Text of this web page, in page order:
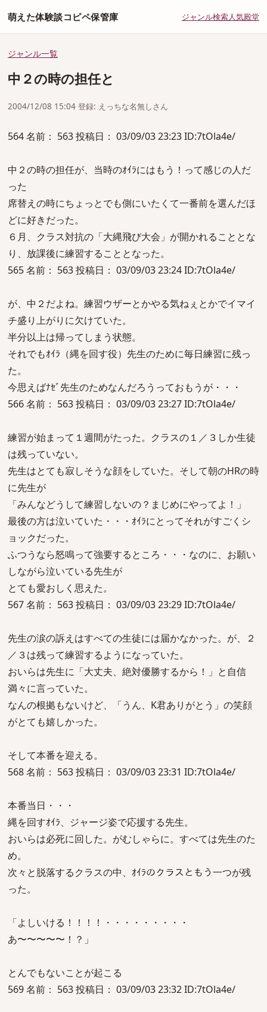
萌えた体験談コピペ保管庫 ジャンル検索人気殿堂
ジャンル一覧
中２の時の担任と
2004/12/08 15:04 登録: えっちな名無しさん
564 名前： 563 投稿日： 03/09/03 23:23 ID:7tOla4e/
中２の時の担任が、当時のｵｲﾗにはもう！って感じの人だ
った
席替えの時にちょっとでも側にいたくて一番前を選んだほ
どに好きだった。
６月、クラス対抗の「大縄飛び大会」が開かれることとな
り、放課後に練習することとなった。
565 名前： 563 投稿日： 03/09/03 23:24 ID:7tOla4e/
が、中２だよね。練習ウザーとかやる気ねぇとかでイマイ
チ盛り上がりに欠けていた。
半分以上は帰ってしまう状態。
それでもｵｲﾗ（縄を回す役）先生のために毎日練習に残っ
た。
今思えばﾅｾﾞ先生のためなんだろうっておもうが・・・
566 名前： 563 投稿日： 03/09/03 23:27 ID:7tOla4e/
練習が始まって１週間がたった。クラスの１／３しか生徒
は残っていない。
先生はとても寂しそうな顔をしていた。そして朝のHRの時
に先生が
「みんなどうして練習しないの？まじめにやってよ！」
最後の方は泣いていた・・・ｵｲﾗにとってそれがすごくシ
ョックだった。
ふつうなら怒鳴って強要するところ・・・なのに、お願い
しながら泣いている先生が
とても愛おしく思えた。
567 名前： 563 投稿日： 03/09/03 23:29 ID:7tOla4e/
先生の涙の訴えはすべての生徒には届かなかった。が、２
／３は残って練習するようになっていた。
おいらは先生に「大丈夫、絶対優勝するから！」と自信
満々に言っていた。
なんの根拠もないけど、「うん、K君ありがとう」の笑顔
がとても嬉しかった。
そして本番を迎える。
568 名前： 563 投稿日： 03/09/03 23:31 ID:7tOla4e/
本番当日・・・
縄を回すｵｲﾗ、ジャージ姿で応援する先生。
おいらは必死に回した。がむしゃらに。すべては先生のた
め。
次々と脱落するクラスの中、ｵｲﾗのクラスともう一つが残
った。
「よしいける！！！！・・・・・・・・・
あ〜〜〜〜〜！？」
とんでもないことが起こる
569 名前： 563 投稿日： 03/09/03 23:32 ID:7tOla4e/